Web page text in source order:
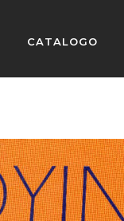
CATALOGO